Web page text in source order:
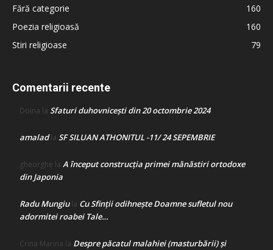
Fără categorie
160
Poezia religioasă
160
Stiri religioase
79
Comentarii recente
Doina la Sfaturi duhovnicești din 20 octombrie 2024
amaladla SF SILUAN ATHONITUL -11/ 24 SEPEMBRIE
gheorghe la A început construcţia primei mănăstiri ortodoxe
din Japonia
Radu Mungiula Cu Sfinții odihnește Doamne sufletul nou
adormitei roabei Tale…
Crina Marina la Despre păcatul malahiei (masturbării) şi